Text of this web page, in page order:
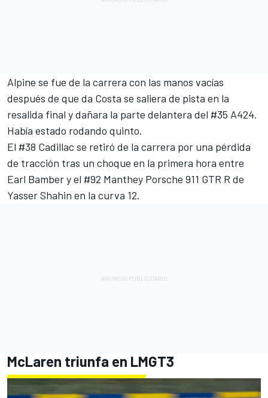
Alpine se fue de la carrera con las manos vacías
después de que da Costa se saliera de pista en la
resalida final y dañara la parte delantera del #35 A424.
Había estado rodando quinto.
El #38 Cadillac se retiró de la carrera por una pérdida
de tracción tras un choque en la primera hora entre
Earl Bambery el #92 Manthey Porsche 911 GTR R de
Yasser Shahin en la curva 12.
McLaren triunfa en LMGT3